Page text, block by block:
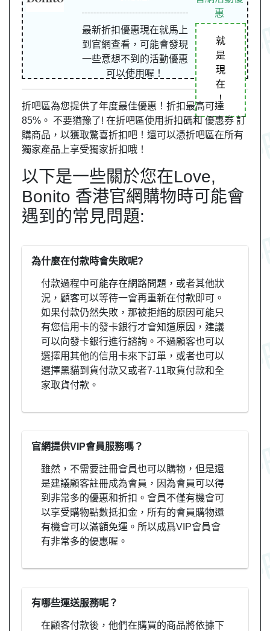
最新折扣優惠現在就馬上
到官網查看，可能會發現
一些意想不到的活動優惠
可以使用喔！
惠
就
是
現
在
！
折吧區為您提供了年度最佳優惠！折扣最高可達
85%。 不要猶豫了! 在折吧區使用折扣碼和 優惠券 訂
購商品，以獲取驚喜折扣吧！還可以憑折吧區在所有
獨家產品上享受獨家折扣哦！
以下是一些關於您在Love,
Bonito 香港官網購物時可能會
遇到的常見問題:
為什麼在付款時會失敗呢?
付款過程中可能存在網路問題，或者其他狀
況，顧客可以等待一會再重新在付款即可。
如果付款仍然失敗，那被拒絕的原因可能只
有您信用卡的發卡銀行才會知道原因，建議
可以向發卡銀行進行諮詢。不過顧客也可以
選擇用其他的信用卡來下訂單，或者也可以
選擇黑貓到貨付款又或者7-11取貨付款和全
家取貨付款。
官網提供VIP會員服務嗎？
雖然，不需要註冊會員也可以購物，但是還
是建議顧客註冊成為會員，因為會員可以得
到非常多的優惠和折扣。會員不僅有機會可
以享受購物點數抵扣金，所有的會員購物還
有機會可以滿額免運。所以成爲VIP會員會
有非常多的優惠喔。
有哪些運送服務呢？
在顧客付款後，他們在購買的商品將依據下